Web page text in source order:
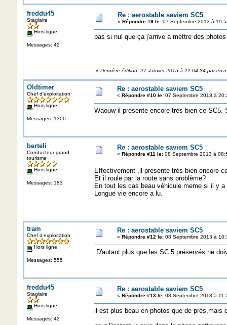
freddu45
Stagiaire
Hors ligne
Messages: 42
Re : aerostable saviem SC5
« Répondre #9 le:07 Septembre 2013 à
pas si nul que ça j'arrive a mettre des
« Dernière édition: 27 Janvier 2015 à 21:04:34 par
Oldtimer
Chef d'exploitation
Hors ligne
Messages: 1300
Re : aerostable saviem SC5
« Répondre #10 le:07 Septembre 2013 à
Waouw il présente encore très bien ce
berteli
Conducteur grand
tourisme
Hors ligne
Messages: 183
Re : aerostable saviem SC5
« Répondre #11 le:08 Septembre 2013 à
Effectivement ,il presente très bien encore
Et il roule par la route sans problème?
En tout les cas beau véhicule meme si il y
Longue vie encore a lu.
tram
Chef d'exploitation
Hors ligne
Messages: 555
Re : aerostable saviem SC5
« Répondre #12 le:08 Septembre 2013 à
D'autant plus que les SC 5 préservés ne
freddu45
Stagiaire
Hors ligne
Messages: 42
Re : aerostable saviem SC5
« Répondre #13 le:08 Septembre 2013 à
il est plus beau en photos que de près,mais